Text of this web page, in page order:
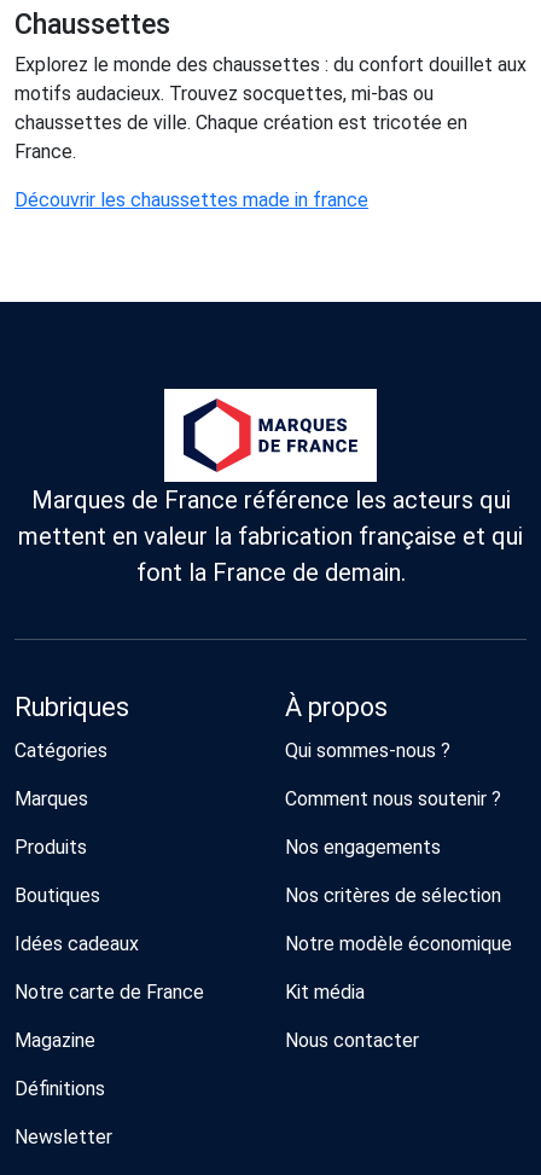
Chaussettes
Explorez le monde des chaussettes : du confort douillet aux
motifs audacieux. Trouvez socquettes, mi-bas ou
chaussettes de ville. Chaque création est tricotée en
France.
Découvrir les chaussettes made in france
Marques de France référence les acteurs qui
mettent en valeur la fabrication française et qui
font la France de demain.
Rubriques
Catégories
Marques
Produits
Boutiques
Idées cadeaux
Notre carte de France
Magazine
Définitions
Newsletter
À propos
Qui sommes-nous ?
Comment nous soutenir ?
Nos engagements
Nos critères de sélection
Notre modèle économique
Kit média
Nous contacter